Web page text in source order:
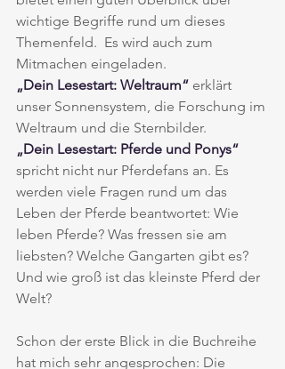
wichtige Begriffe rund um dieses
Themenfeld.  Es wird auch zum
Mitmachen eingeladen.
„Dein Lesestart: Weltraum“ erklärt
unser Sonnensystem, die Forschung im
Weltraum und die Sternbilder.
„Dein Lesestart: Pferde und Ponys“
spricht nicht nur Pferdefans an. Es
werden viele Fragen rund um das
Leben der Pferde beantwortet: Wie
leben Pferde? Was fressen sie am
liebsten? Welche Gangarten gibt es?
Und wie groß ist das kleinste Pferd der
Welt?
Schon der erste Blick in die Buchreihe
hat mich sehr angesprochen: Die